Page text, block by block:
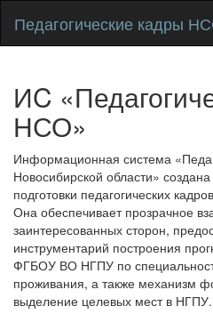
Педагогические кадры
ИC
НСО»
Информационная система
Новосибирской области»
подготовки педагогических
Она обеспечивает прозрачное
заинтересованных сторон,
инструментарий построения
ФГБОУ ВО НГПУ по
проживания, а также механизм
выделение целевых мест в НГПУ.